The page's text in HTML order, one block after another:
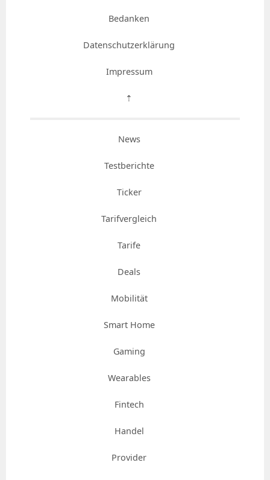
Bedanken
Datenschutzerklärung
Impressum
⇡
News
Testberichte
Ticker
Tarifvergleich
Tarife
Deals
Mobilität
Smart Home
Gaming
Wearables
Fintech
Handel
Provider